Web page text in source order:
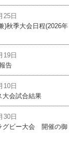
25日
)秋季大会日程(2026年
19日
告
10日
大会試合結果
30日
グビー大会 開催の御